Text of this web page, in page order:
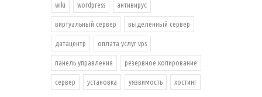
wiki wordpress антивирус
виртуальный сервер выделенный сервер
датацентр оплата услуг vps
панель управления резервное копирование
сервер установка уязвимость хостинг